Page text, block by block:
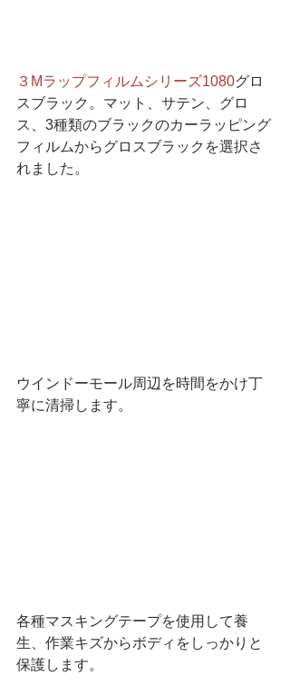
３Mラップフィルムシリーズ1080グロ
スブラック。マット、サテン、グロ
ス、3種類のブラックのカーラッピング
フィルムからグロスブラックを選択さ
れました。
ウインドーモール周辺を時間をかけ丁
寧に清掃します。
各種マスキングテープを使用して養
生、作業キズからボディをしっかりと
保護します。